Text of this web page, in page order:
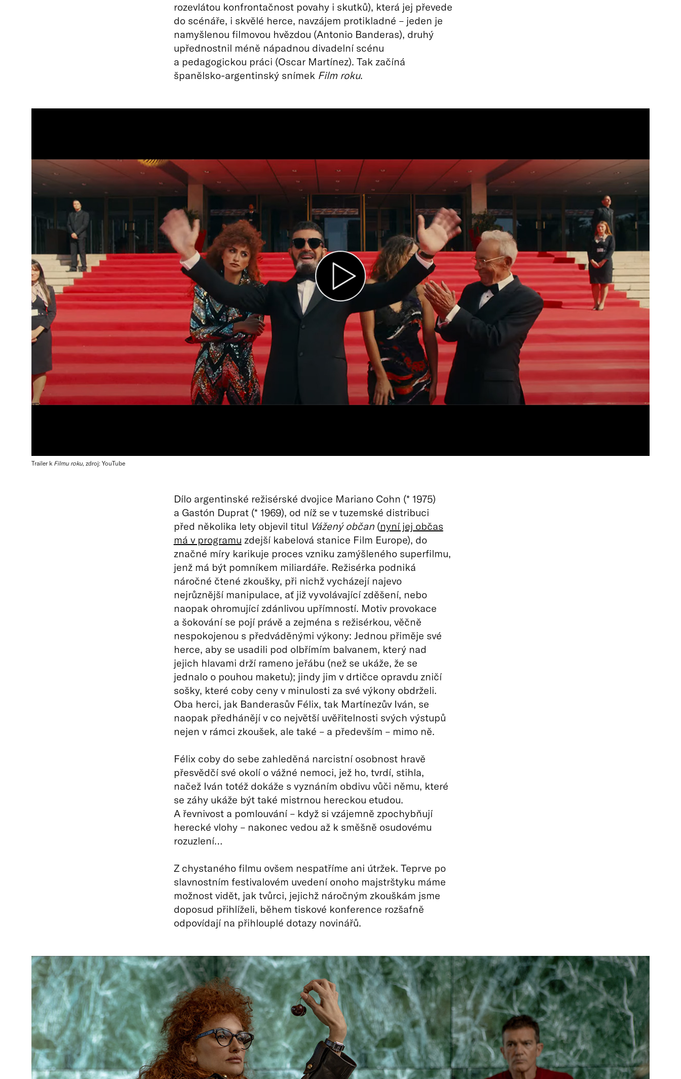
rozevlátou konfrontačnost povahy i skutků), která jej převede
do scénáře, i skvělé herce, navzájem protikladné – jeden je
namyšlenou filmovou hvězdou (Antonio Banderas), druhý
upřednostnil méně nápadnou divadelní scénu
a pedagogickou práci (Oscar Martínez). Tak začíná
španělsko-argentinský snímek Film roku.
Trailer k Filmu roku, zdroj: YouTube
Dílo argentinské režisérské dvojice Mariano Cohn (* 1975)
a Gastón Duprat (* 1969), od níž se v tuzemské distribuci
před několika lety objevil titul Vážený občan(nyní jej občas
má v programu zdejší kabelová stanice Film Europe), do
značné míry karikuje proces vzniku zamýšleného superfilmu,
jenž má být pomníkem miliardáře. Režisérka podniká
náročné čtené zkoušky, při nichž vycházejí najevo
nejrůznější manipulace, ať již vyvolávající zděšení, nebo
naopak ohromující zdánlivou upřímností. Motiv provokace
a šokování se pojí právě a zejména s režisérkou, věčně
nespokojenou s předváděnými výkony: Jednou přiměje své
herce, aby se usadili pod olbřímím balvanem, který nad
jejich hlavami drží rameno jeřábu (než se ukáže, že se
jednalo o pouhou maketu); jindy jim v drtičce opravdu zničí
sošky, které coby ceny v minulosti za své výkony obdrželi.
Oba herci, jak Banderasův Félix, tak Martínezův Iván, se
naopak předhánějí v co největší uvěřitelnosti svých výstupů
nejen v rámci zkoušek, ale také – a především – mimo ně.
Félix coby do sebe zahleděná narcistní osobnost hravě
přesvědčí své okolí o vážné nemoci, jež ho, tvrdí, stihla,
načež Iván totéž dokáže s vyznáním obdivu vůči němu, které
se záhy ukáže být také mistrnou hereckou etudou.
A řevnivost a pomlouvání – když si vzájemně zpochybňují
herecké vlohy – nakonec vedou až k směšně osudovému
rozuzlení…
Z chystaného filmu ovšem nespatříme ani útržek. Teprve po
slavnostním festivalovém uvedení onoho majstrštyku máme
možnost vidět, jak tvůrci, jejichž náročným zkouškám jsme
doposud přihlíželi, během tiskové konference rozšafně
odpovídají na přihlouplé dotazy novinářů.